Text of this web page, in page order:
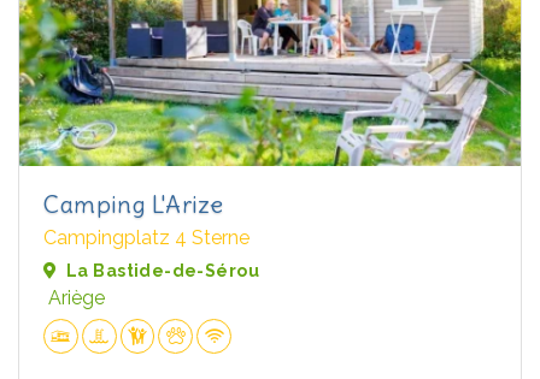
Camping L'Arize
Campingplatz 4 Sterne
La Bastide-de-Sérou
Ariège